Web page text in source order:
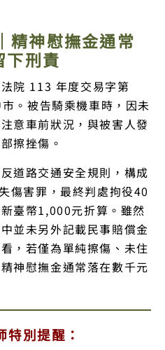
精神慰撫金通常
下刑責
院 113 年度交易字第
。被告騎乘機車時，因未
意車前狀況，與被害人發
擦挫傷。
道路交通安全規則，構成
傷害罪，最終判處拘役40
臺幣1,000元折算。雖然
並未另外記載民事賠償金
，若僅為單純擦傷、未住
神慰撫金通常落在數千元
特別提醒：